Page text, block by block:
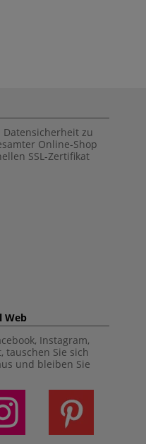
zu
Online-Shop
SSL-Zertifikat
Web
Instagram,
tauschen Sie sich
und bleiben Sie